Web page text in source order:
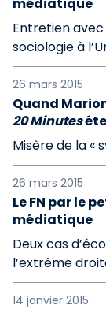
Entretien
sociologie à
26 mars 2015
Quand
20 Minutes
Misère de la «
26 mars 2015
Le FN par le
médiatique
Deux cas
l’extrême
14 janvier 2015